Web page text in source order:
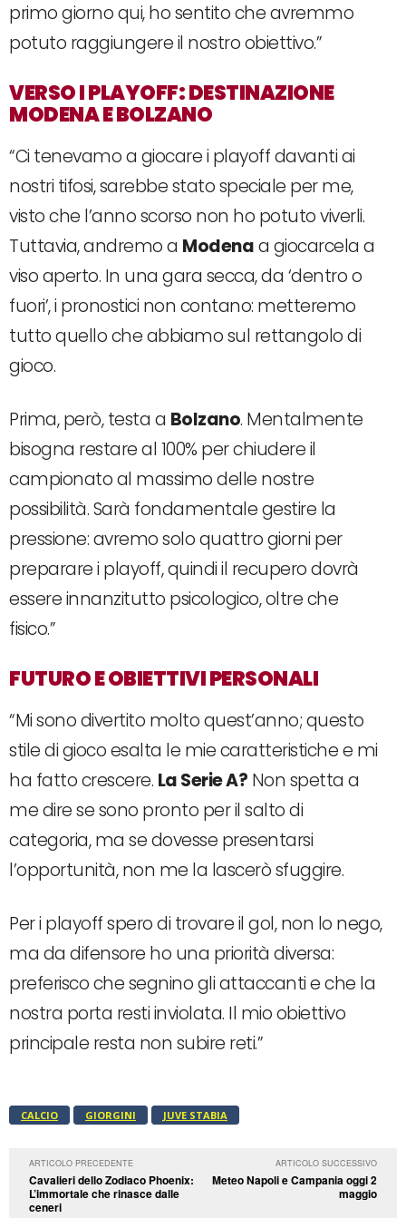
primo giorno qui, ho sentito che avremmo
potuto raggiungere il nostro obiettivo.”
VERSO I PLAYOFF: DESTINAZIONE
MODENA E BOLZANO
“Ci tenevamo a giocare i playoff davanti ai
nostri tifosi, sarebbe stato speciale per me,
visto che l’anno scorso non ho potuto viverli.
Tuttavia, andremo a Modenaa giocarcela a
viso aperto. In una gara secca, da ‘dentro o
fuori’, i pronostici non contano: metteremo
tutto quello che abbiamo sul rettangolo di
gioco.
Prima, però, testa a Bolzano. Mentalmente
bisogna restare al 100% per chiudere il
campionato al massimo delle nostre
possibilità. Sarà fondamentale gestire la
pressione: avremo solo quattro giorni per
preparare i playoff, quindi il recupero dovrà
essere innanzitutto psicologico, oltre che
fisico.”
FUTURO E OBIETTIVI PERSONALI
“Mi sono divertito molto quest’anno; questo
stile di gioco esalta le mie caratteristiche e mi
ha fatto crescere. La Serie A? Non spetta a
me dire se sono pronto per il salto di
categoria, ma se dovesse presentarsi
l’opportunità, non me la lascerò sfuggire.
Per i playoff spero di trovare il gol, non lo nego,
ma da difensore ho una priorità diversa:
preferisco che segnino gli attaccanti e che la
nostra porta resti inviolata. Il mio obiettivo
principale resta non subire reti.”
CALCIO GIORGINI JUVE STABIA
ARTICOLO PRECEDENTE
Cavalieri dello Zodiaco Phoenix:
L’immortale che rinasce dalle
ceneri
ARTICOLO SUCCESSIVO
Meteo Napoli e Campania oggi 2
maggio